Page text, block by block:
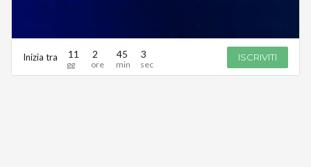
Inizia tra 11 2 45 3 ISCRIVITI